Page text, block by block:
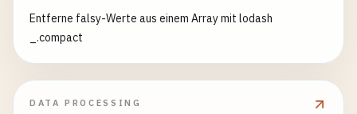
Entferne falsy-Werte aus einem Array mit lodash
_.compact
DATA PROCESSING